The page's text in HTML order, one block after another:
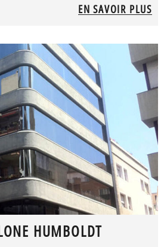
EN SAVOIR PLUS
HUMBOLDT